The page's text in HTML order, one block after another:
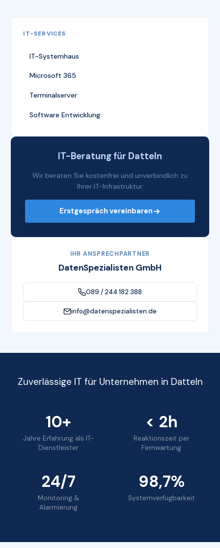
IT-SERVICES
IT-Systemhaus
Microsoft 365
Terminalserver
Software Entwicklung
IT-Beratung für Datteln
Wir beraten Sie kostenfrei und unverbindlich zu
Ihrer IT-Infrastruktur.
Erstgespräch vereinbaren
IHR ANSPRECHPARTNER
DatenSpezialisten GmbH
089 / 244 182 388
info@datenspezialisten.de
Zuverlässige IT für Unternehmen in Datteln
10+
Jahre Erfahrung als IT-
Dienstleister
< 2h
Reaktionszeit per
Fernwartung
24/7
Monitoring &
Alarmierung
98,7%
Systemverfügbarkeit